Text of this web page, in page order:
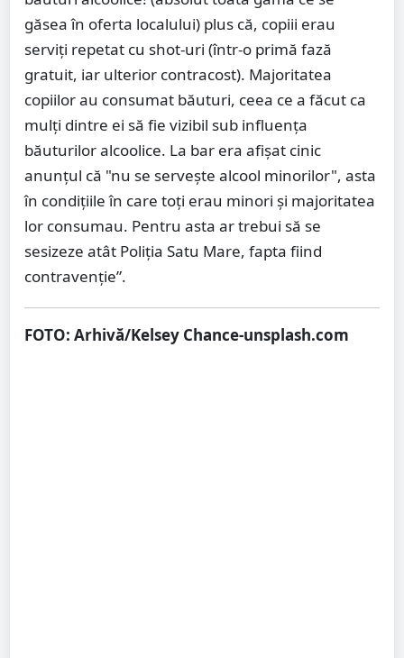
găsea în oferta localului) plus că, copiii erau
serviți repetat cu shot-uri (într-o primă fază
gratuit, iar ulterior contracost). Majoritatea
copiilor au consumat băuturi, ceea ce a făcut ca
mulți dintre ei să fie vizibil sub influența
băuturilor alcoolice. La bar era afișat cinic
anunțul că "nu se servește alcool minorilor", asta
în condițiile în care toți erau minori și majoritatea
lor consumau. Pentru asta ar trebui să se
sesizeze atât Poliția Satu Mare, fapta fiind
contravenție”.
FOTO: Arhivă/Kelsey Chance-unsplash.com